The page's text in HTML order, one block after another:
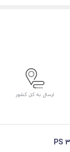
ارسال به کل کشور